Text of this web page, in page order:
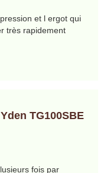
et l ergot qui
très rapidement
TG100SBE
fois par